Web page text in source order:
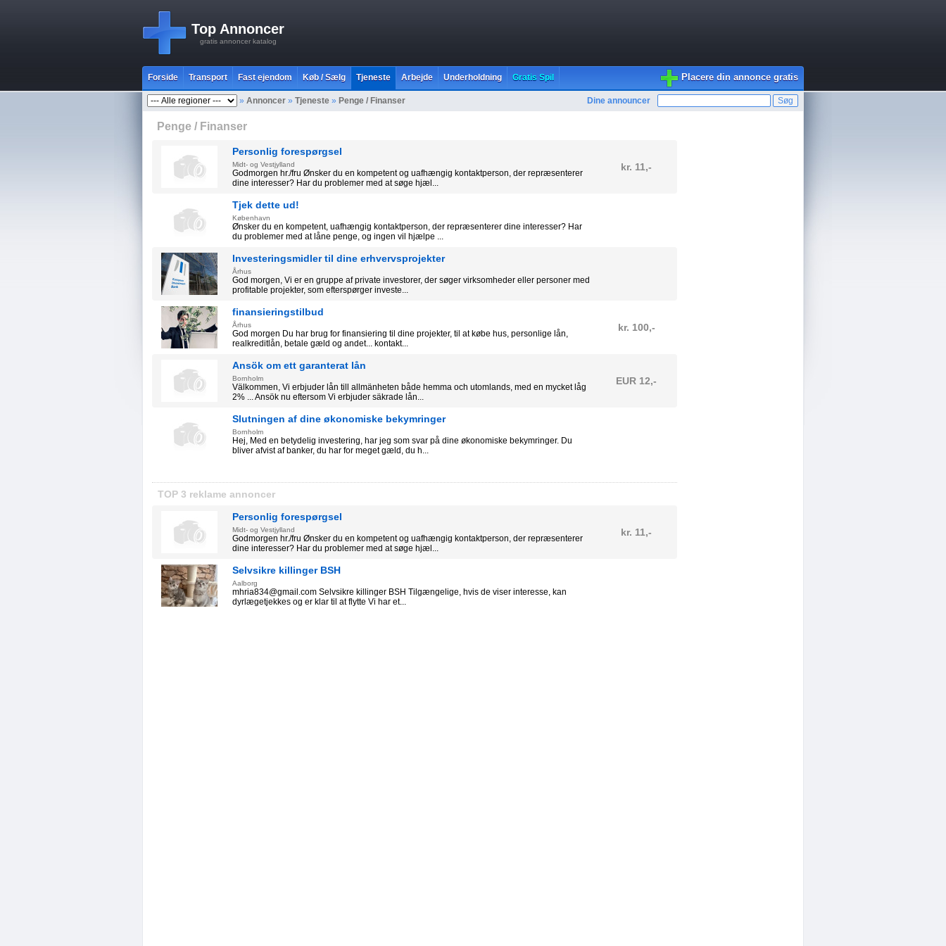
Top Annoncer
gratis annoncer katalog
Forside Transport Fast ejendom Køb / Sælg Tjeneste Arbejde Underholdning Gratis Spil Placere din annonce gratis
» Annoncer » Tjeneste » Penge / Finanser Dine announcer
Penge / Finanser
Personlig forespørgsel
Midt- og Vestjylland
Godmorgen hr./fru Ønsker du en kompetent og uafhængig kontaktperson, der repræsenterer
dine interesser? Har du problemer med at søge hjæl...
kr. 11,-
Tjek dette ud!
København
Ønsker du en kompetent, uafhængig kontaktperson, der repræsenterer dine interesser? Har
du problemer med at låne penge, og ingen vil hjælpe ...
Investeringsmidler til dine erhvervsprojekter
Århus
God morgen, Vi er en gruppe af private investorer, der søger virksomheder eller personer med
profitable projekter, som efterspørger investe...
finansieringstilbud
Århus
God morgen Du har brug for finansiering til dine projekter, til at købe hus, personlige lån,
realkreditlån, betale gæld og andet... kontakt...
kr. 100,-
Ansök om ett garanterat lån
Bornholm
Välkommen, Vi erbjuder lån till allmänheten både hemma och utomlands, med en mycket låg
2% ... Ansök nu eftersom Vi erbjuder säkrade lån...
EUR 12,-
Slutningen af ​​dine økonomiske bekymringer
Bornholm
Hej, Med en betydelig investering, har jeg som svar på dine økonomiske bekymringer. Du
bliver afvist af banker, du har for meget gæld, du h...
TOP 3 reklame annoncer
Personlig forespørgsel
Midt- og Vestjylland
Godmorgen hr./fru Ønsker du en kompetent og uafhængig kontaktperson, der repræsenterer
dine interesser? Har du problemer med at søge hjæl...
kr. 11,-
Selvsikre killinger BSH
Aalborg
mhria834@gmail.com Selvsikre killinger BSH Tilgængelige, hvis de viser interesse, kan
dyrlægetjekkes og er klar til at flytte Vi har et...